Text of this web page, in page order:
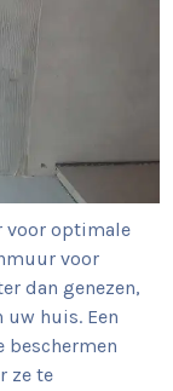
voor optimale
voor
dan genezen,
huis. Een
beschermen
ze te